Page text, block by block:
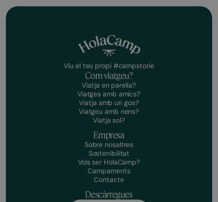
Viu el teu propi #campstorie
Com viatgeu?
Viatja en parella?
Viatges amb amics?
Viatja amb un gos?
Viatgeu amb nens?
Viatja sol?
Empresa
Sobre nosaltres
Sostenibilitat
Vols ser HolaCamp?
Campaments
Contacte
Descàrregues